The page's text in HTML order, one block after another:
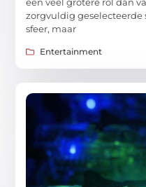
zorgvuldig
sfeer, maar
Entertainment